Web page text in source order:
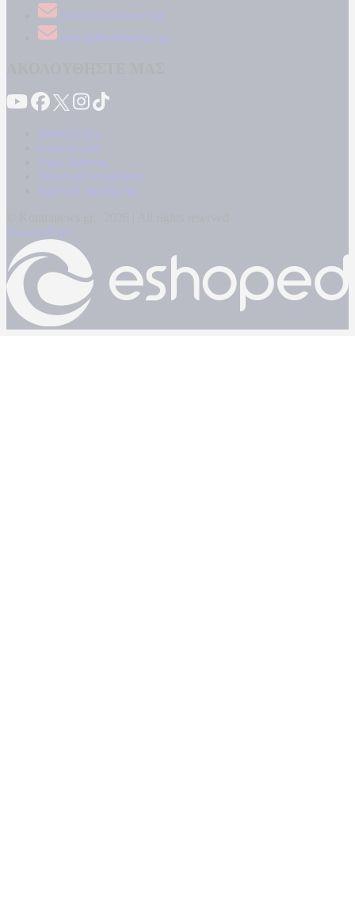
info@kontranews.gr
news@kontranews.gr
Καταγγελίες
Επικοινωνία
Όροι Χρήσης
Πολιτική Απορρήτου
Κρατική Διαφήμιση
Powered by: